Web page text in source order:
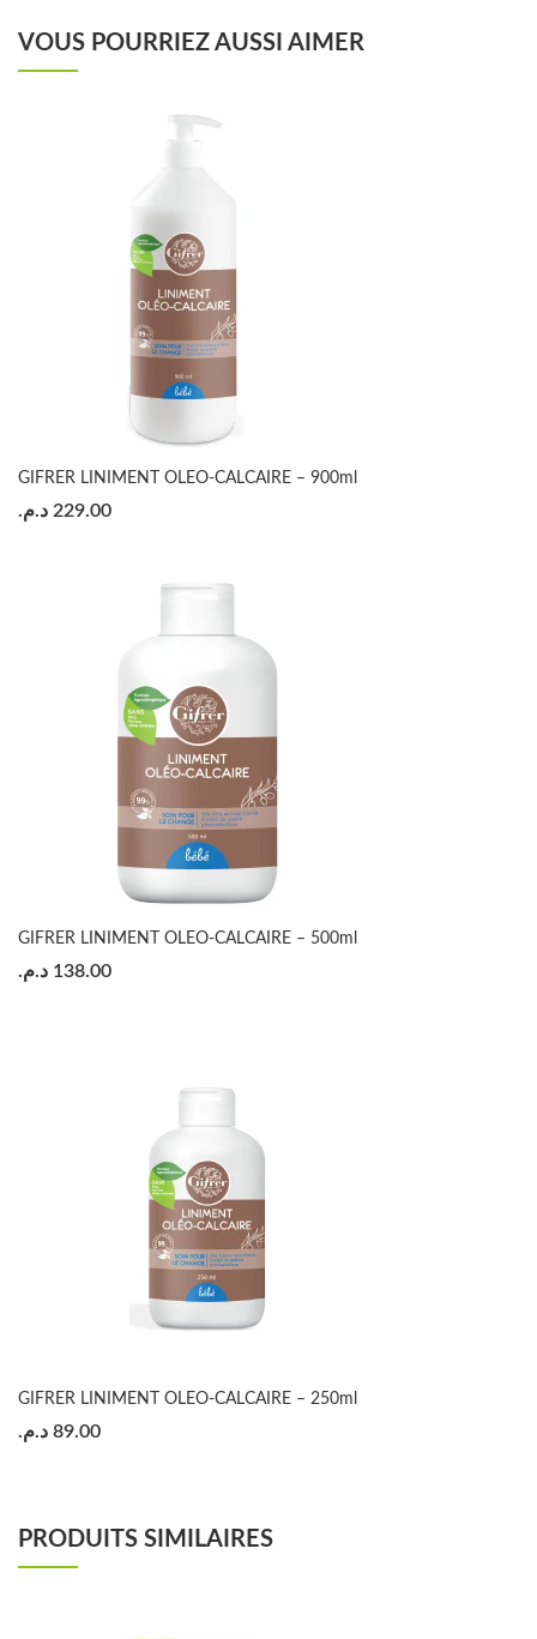
VOUS POURRIEZ AUSSI AIMER
GIFRER LINIMENT OLEO-CALCAIRE – 900ml
229.00 د.م.
GIFRER LINIMENT OLEO-CALCAIRE – 500ml
138.00 د.م.
GIFRER LINIMENT OLEO-CALCAIRE – 250ml
89.00 د.م.
PRODUITS SIMILAIRES